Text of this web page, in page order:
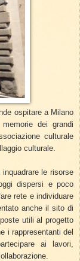
ospitare a Milano
dei grandi
culturale
culturale.
le risorse
dispersi e poco
rete e individuare
anche il sito di
utili al progetto
i rappresentanti del
ai lavori,